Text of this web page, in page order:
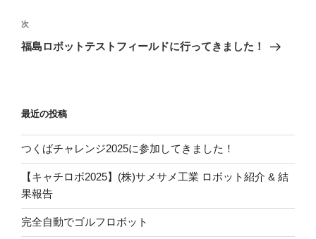
ゲ
ー
稿
次
の
次
福島ロボットテストフィールドに行ってきました！
最近の投稿
つくばチャレンジ2025に参加してきました！
【キャチロボ2025】(株)サメサメ工業 ロボット紹介 & 結
果報告
完全自動でゴルフロボット